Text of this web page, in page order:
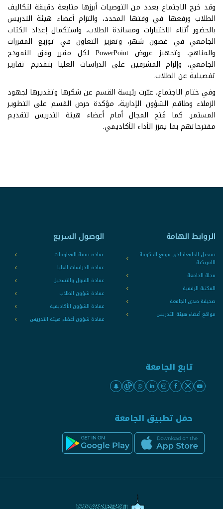
وقد خرج الاجتماع بعدد من التوصيات أبرزها متابعة دقيقة لتكاليف
الطلاب ورفعها في وقتها المحدد، والتزام أعضاء هيئة التدريس
بالحضور أثناء الاختبارات ومساندة الطلاب، واستكمال إعداد الكتاب
الجامعي في غضون شهر، وتعزيز التعاون في توزيع المقررات
والمناهج، وتجهيز عروض PowerPoint لكل مقرر وفق النموذج
الجامعي، وإلزام المشرفين على الدراسات العليا بتقديم تقارير
تفصيلية عن الطلاب.
وفي ختام الاجتماع، عبّرت رئيسة القسم عن شكرها وتقديرها لجهود
الزملاء وطاقم الشؤون الإدارية، مؤكدة حرص القسم على التطوير
المستمر. كما فُتح المجال أمام أعضاء هيئة التدريس لتقديم
مقترحاتهم بما يعزز الأداء الأكاديمي.
الروابط الهامة
تسجيل الجامعة لدى موقع الحكومة
الامريكية
مجلة الجامعة
المكتبة الرقمية
صحيفة صدى الجامعة
مواقع أعضاء هيئة التدريس
الوصول السريع
عمادة تقنية المعلومات
عمادة الدراسات العليا
عمادة القبول والتسجيل
عمادة شؤون الطلاب
عمادة الشؤون الأكاديمية
عمادة شؤون أعضاء هيئة التدريس
تابع الجامعة
حمّل تطبيق الجامعة